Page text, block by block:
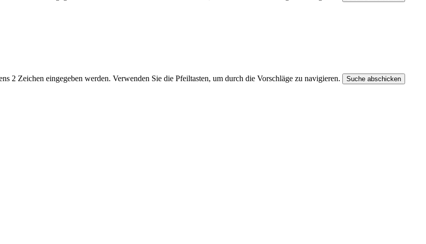
2 Zeichen eingegeben werden. Verwenden Sie die Pfeiltasten, um durch die Vorschläge zu navigieren. Suche abschicken